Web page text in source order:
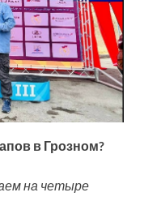
в Грозном?
на четыре